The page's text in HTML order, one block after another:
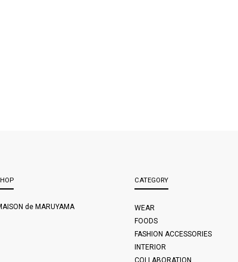
de MARUYAMA
CATEGORY
WEAR
FOODS
FASHION ACCESSORIES
INTERIOR
COLLABORATION